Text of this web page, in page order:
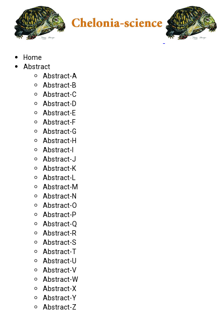
Home
Abstract
Abstract-A
Abstract-B
Abstract-C
Abstract-D
Abstract-E
Abstract-F
Abstract-G
Abstract-H
Abstract-I
Abstract-J
Abstract-K
Abstract-L
Abstract-M
Abstract-N
Abstract-O
Abstract-P
Abstract-Q
Abstract-R
Abstract-S
Abstract-T
Abstract-U
Abstract-V
Abstract-W
Abstract-X
Abstract-Y
Abstract-Z